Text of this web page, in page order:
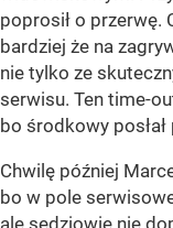
poprosił o przerwę.
bardziej że na
nie tylko ze
serwisu. Ten time-
bo środkowy posłał
Chwilę później
bo w pole
ale sędziowie nie